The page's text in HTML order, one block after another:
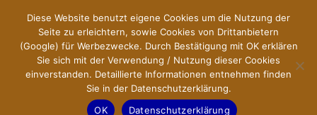
springen
X-Sites.de
–
Hilfsportal
Diese Website benutzt eigene Cookies um die Nutzung der
Seite zu erleichtern, sowie Cookies von Drittanbietern
(Google) für Werbezwecke. Durch Bestätigung mit OK erklären
Sie sich mit der Verwendung / Nutzung dieser Cookies
einverstanden. Detaillierte Informationen entnehmen finden
Sie in der Datenschutzerklärung.
OK
Datenschutzerklärung